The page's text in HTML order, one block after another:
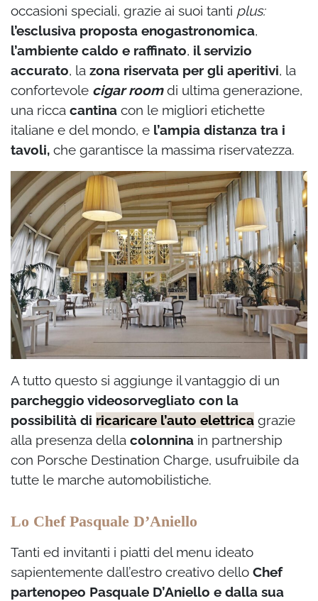
occasioni speciali, grazie ai suoi tanti plus:
l’esclusiva proposta enogastronomica,
l’ambiente caldo e raffinato, il servizio
accurato, la zona riservata per gli aperitivi, la
confortevole cigar roomdi ultima generazione,
una ricca cantina con le migliori etichette
italiane e del mondo, e l’ampia distanza tra i
tavoli, che garantisce la massima riservatezza.
A tutto questo si aggiunge il vantaggio di un
parcheggio videosorvegliato con la
possibilità di ricaricare l’auto elettrica grazie
alla presenza della colonnina in partnership
con Porsche Destination Charge, usufruibile da
tutte le marche automobilistiche.
Lo Chef Pasquale D’Aniello
Tanti ed invitanti i piatti del menu ideato
sapientemente dall’estro creativo dello Chef
partenopeo Pasquale D’Aniello e dalla sua